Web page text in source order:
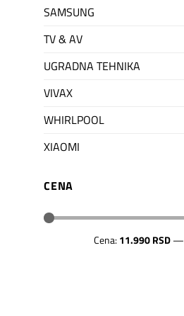
SAMSUNG
TV & AV
UGRADNA TEHNIKA
VIVAX
WHIRLPOOL
XIAOMI
CENA
Cena:11.990 RSD—